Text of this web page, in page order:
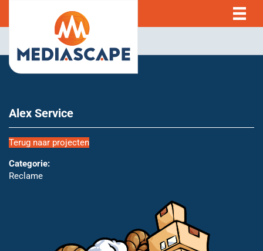
Alex Service
Terug naar projecten
Categorie:
Reclame